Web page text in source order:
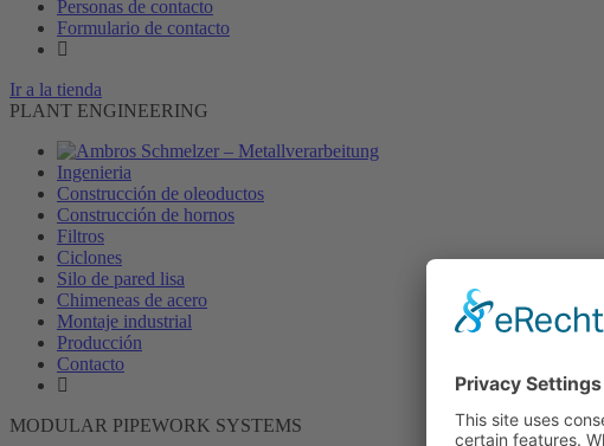
Personas de contacto
Formulario de contacto
Ir a la tienda
PLANT ENGINEERING
Ingenieria
Construcción de oleoductos
Construcción de hornos
Filtros
Ciclones
Silo de pared lisa
Chimeneas de acero
Montaje industrial
Producción
Contacto
MODULAR PIPEWORK SYSTEMS